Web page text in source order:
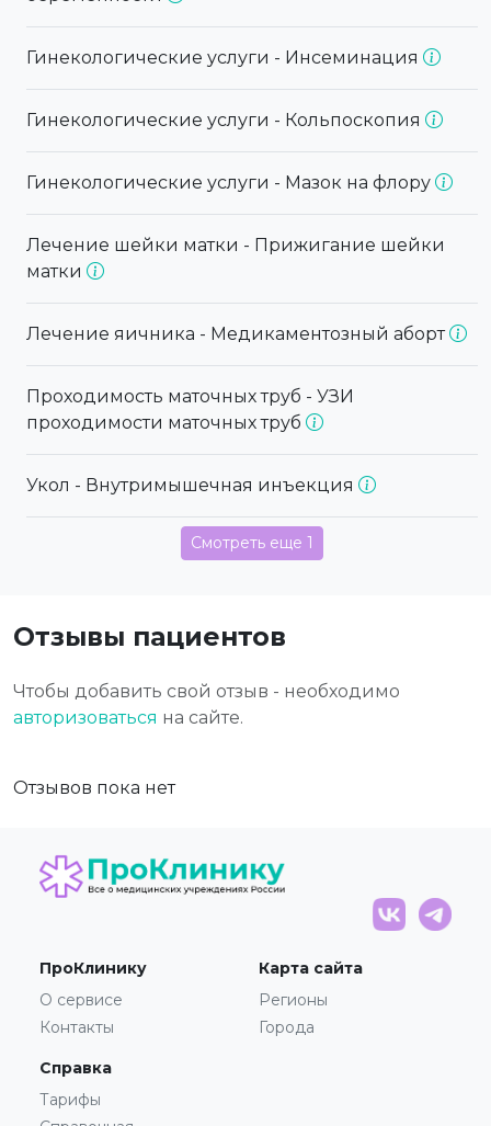
Гинекологические услуги - Инсеминация
Гинекологические услуги - Кольпоскопия
Гинекологические услуги - Мазок на флору
Лечение шейки матки - Прижигание шейки
матки
Лечение яичника - Медикаментозный аборт
Проходимость маточных труб - УЗИ
проходимости маточных труб
Укол - Внутримышечная инъекция
Смотреть еще 1
Отзывы пациентов
Чтобы добавить свой отзыв - необходимо
авторизоваться на сайте.
Отзывов пока нет
ПроКлинику
О сервисе
Контакты
Карта сайта
Регионы
Города
Справка
Тарифы